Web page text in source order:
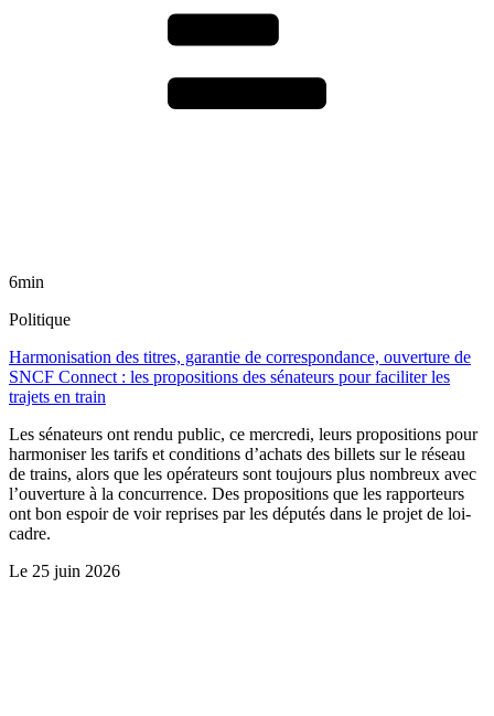
6min
Politique
Harmonisation des titres, garantie de correspondance, ouverture de
SNCF Connect : les propositions des sénateurs pour faciliter les
trajets en train
Les sénateurs ont rendu public, ce mercredi, leurs propositions pour
harmoniser les tarifs et conditions d’achats des billets sur le réseau
de trains, alors que les opérateurs sont toujours plus nombreux avec
l’ouverture à la concurrence. Des propositions que les rapporteurs
ont bon espoir de voir reprises par les députés dans le projet de loi-
cadre.
Le 25 juin 2026